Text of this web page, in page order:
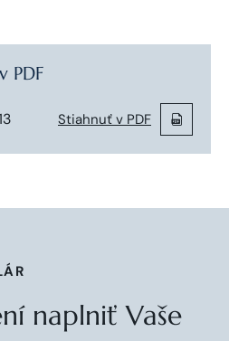
PDF
Stiahnuť v PDF
naplniť Vaše